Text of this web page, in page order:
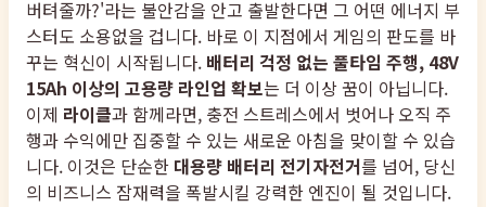
버텨줄까?'라는 불안감을 안고 출발한다면 그 어떤 에너지 부
스터도 소용없을 겁니다. 바로 이 지점에서 게임의 판도를 바
꾸는 혁신이 시작됩니다. 배터리 걱정 없는 풀타임 주행, 48V
15Ah 이상의 고용량 라인업 확보는 더 이상 꿈이 아닙니다.
이제 라이클과 함께라면, 충전 스트레스에서 벗어나 오직 주
행과 수익에만 집중할 수 있는 새로운 아침을 맞이할 수 있습
니다. 이것은 단순한 대용량 배터리 전기자전거를 넘어, 당신
의 비즈니스 잠재력을 폭발시킬 강력한 엔진이 될 것입니다.